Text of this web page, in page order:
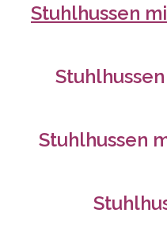
Stuhlhussen
Stuhlhussen